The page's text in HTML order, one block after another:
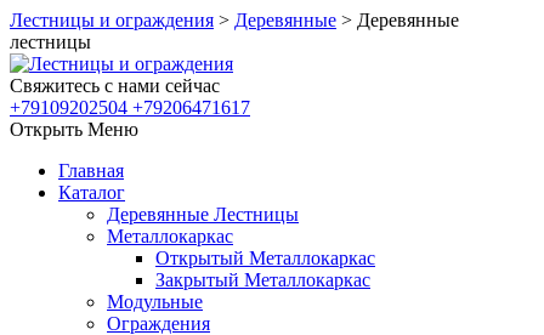
Лестницы и ограждения > Деревянные > Деревянные
лестницы
Свяжитесь с нами сейчас
+79109202504 +79206471617
Открыть Меню
Главная
Каталог
Деревянные Лестницы
Металлокаркас
Открытый Металлокаркас
Закрытый Металлокаркас
Модульные
Ограждения